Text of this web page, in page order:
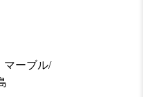
マーブル/